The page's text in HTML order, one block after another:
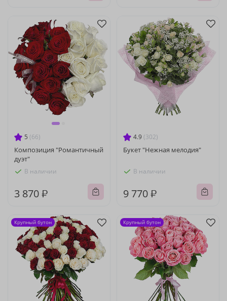
5 (66)
Композиция "Романтичный
дуэт"
В наличии
3 870 ₽
4.9 (302)
Букет "Нежная мелодия"
В наличии
9 770 ₽
Крупный бутон Крупный бутон